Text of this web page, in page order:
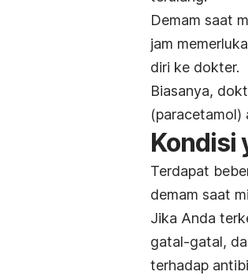
Demam saat
jam
diri ke dokter.
Biasanya,
(paracetamol)
Kondisi
Terdapat
demam saat
Jika Anda
gatal-gatal,
terhadap